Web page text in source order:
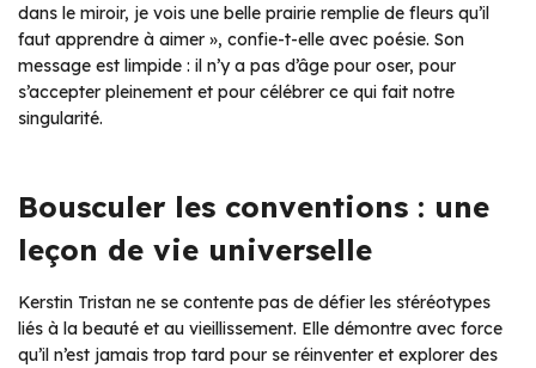
dans le miroir, je vois une belle prairie remplie de fleurs qu’il
faut apprendre à aimer », confie-t-elle avec poésie. Son
message est limpide : il n’y a pas d’âge pour oser, pour
s’accepter pleinement et pour célébrer ce qui fait notre
singularité.
Bousculer les conventions : une
leçon de vie universelle
Kerstin Tristan ne se contente pas de défier les stéréotypes
liés à la beauté et au vieillissement. Elle démontre avec force
qu’il n’est jamais trop tard pour se réinventer et explorer des